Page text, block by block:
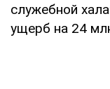
служебной
ущерб на 24